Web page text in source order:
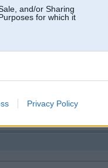
and/or Sharing
for which it
Privacy Policy
rakstīja:
13Eur/gab.
un vēlams ieplūdes kolektora blīves